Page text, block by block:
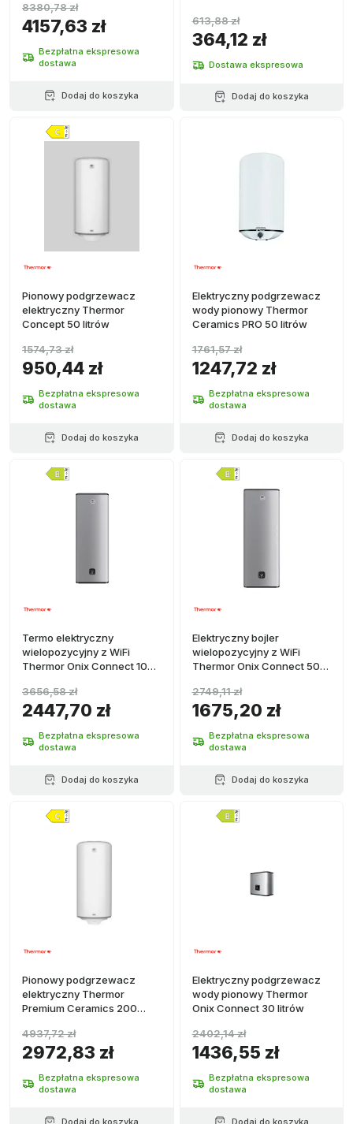
4157,63 zł
8380,78 zł
Bezpłatna ekspresowa
dostawa
Dodaj do koszyka
364,12 zł
613,88 zł
Dostawa ekspresowa
Dodaj do koszyka
Pionowy podgrzewacz
elektryczny Thermor
Concept 50 litrów
950,44 zł
1574,73 zł
Bezpłatna ekspresowa
dostawa
Dodaj do koszyka
Elektryczny podgrzewacz
wody pionowy Thermor
Ceramics PRO 50 litrów
1247,72 zł
1761,57 zł
Bezpłatna ekspresowa
dostawa
Dodaj do koszyka
Termo elektryczny
wielopozycyjny z WiFi
Thermor Onix Connect 100
2447,70 zł
3656,58 zł
Bezpłatna ekspresowa
dostawa
Dodaj do koszyka
Elektryczny bojler
wielopozycyjny z WiFi
Thermor Onix Connect 50
1675,20 zł
2749,11 zł
Bezpłatna ekspresowa
dostawa
Dodaj do koszyka
Pionowy podgrzewacz
elektryczny Thermor
Premium Ceramics 200
2972,83 zł
4937,72 zł
Bezpłatna ekspresowa
dostawa
Dodaj do koszyka
Elektryczny podgrzewacz
wody pionowy Thermor
Onix Connect 30 litrów
1436,55 zł
2402,14 zł
Bezpłatna ekspresowa
dostawa
Dodaj do koszyka